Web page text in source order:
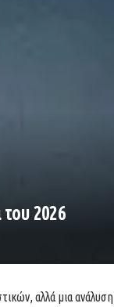
2026
αλλά μια ανάλυση